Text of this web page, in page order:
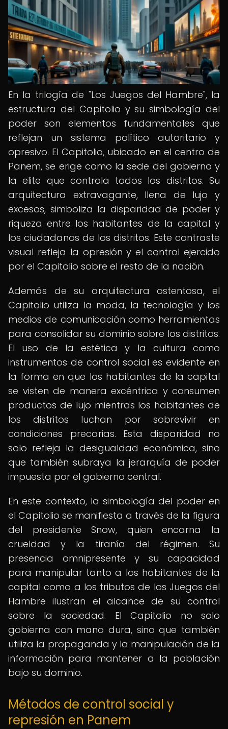
En la trilogía de "Los Juegos del Hambre", la
estructura del Capitolio y su simbología del
poder son elementos fundamentales que
reflejan un sistema político autoritario y
opresivo. El Capitolio, ubicado en el centro de
Panem, se erige como la sede del gobierno y
la elite que controla todos los distritos. Su
arquitectura extravagante, llena de lujo y
excesos, simboliza la disparidad de poder y
riqueza entre los habitantes de la capital y
los ciudadanos de los distritos. Este contraste
visual refleja la opresión y el control ejercido
por el Capitolio sobre el resto de la nación.
Además de su arquitectura ostentosa, el
Capitolio utiliza la moda, la tecnología y los
medios de comunicación como herramientas
para consolidar su dominio sobre los distritos.
El uso de la estética y la cultura como
instrumentos de control social es evidente en
la forma en que los habitantes de la capital
se visten de manera excéntrica y consumen
productos de lujo mientras los habitantes de
los distritos luchan por sobrevivir en
condiciones precarias. Esta disparidad no
solo refleja la desigualdad económica, sino
que también subraya la jerarquía de poder
impuesta por el gobierno central.
En este contexto, la simbología del poder en
el Capitolio se manifiesta a través de la figura
del presidente Snow, quien encarna la
crueldad y la tiranía del régimen. Su
presencia omnipresente y su capacidad
para manipular tanto a los habitantes de la
capital como a los tributos de los Juegos del
Hambre ilustran el alcance de su control
sobre la sociedad. El Capitolio no solo
gobierna con mano dura, sino que también
utiliza la propaganda y la manipulación de la
información para mantener a la población
bajo su dominio.
Métodos de control social y
represión en Panem